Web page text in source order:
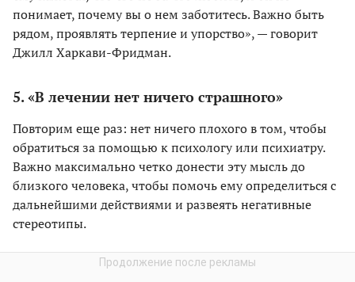
понимает, почему вы о нем заботитесь. Важно быть
рядом, проявлять терпение и упорство», — говорит
Джилл Харкави-Фридман.
5. «В лечении нет ничего страшного»
Повторим еще раз: нет ничего плохого в том, чтобы
обратиться за помощью к психологу или психиатру.
Важно максимально четко донести эту мысль до
близкого человека, чтобы помочь ему определиться с
дальнейшими действиями и развеять негативные
стереотипы.